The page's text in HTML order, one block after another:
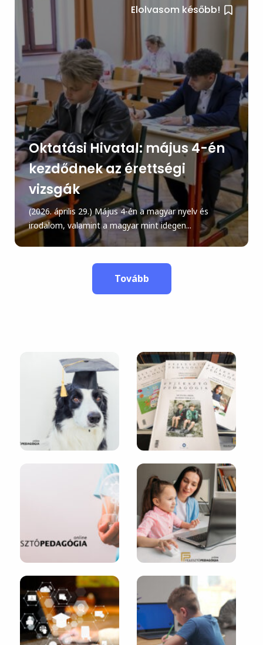
Elolvasom később!
Oktatási Hivatal: május 4-én
kezdődnek az érettségi
vizsgák
(2026. április 29.) Május 4-én a magyar nyelv és
irodalom, valamint a magyar mint idegen...
Tovább